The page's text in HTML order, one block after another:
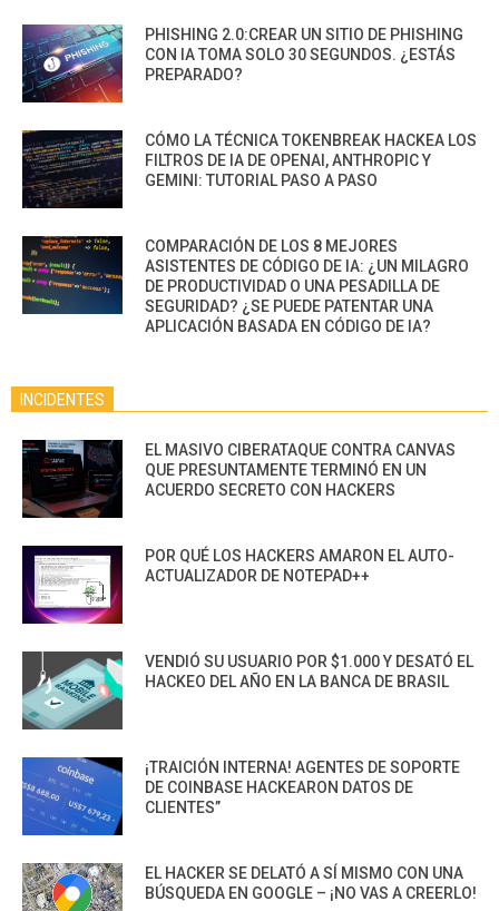
PHISHING 2.0:CREAR UN SITIO DE PHISHING
CON IA TOMA SOLO 30 SEGUNDOS. ¿ESTÁS
PREPARADO?
CÓMO LA TÉCNICA TOKENBREAK HACKEA LOS
FILTROS DE IA DE OPENAI, ANTHROPIC Y
GEMINI: TUTORIAL PASO A PASO
COMPARACIÓN DE LOS 8 MEJORES
ASISTENTES DE CÓDIGO DE IA: ¿UN MILAGRO
DE PRODUCTIVIDAD O UNA PESADILLA DE
SEGURIDAD? ¿SE PUEDE PATENTAR UNA
APLICACIÓN BASADA EN CÓDIGO DE IA?
INCIDENTES
EL MASIVO CIBERATAQUE CONTRA CANVAS
QUE PRESUNTAMENTE TERMINÓ EN UN
ACUERDO SECRETO CON HACKERS
POR QUÉ LOS HACKERS AMARON EL AUTO-
ACTUALIZADOR DE NOTEPAD++
VENDIÓ SU USUARIO POR $1.000 Y DESATÓ EL
HACKEO DEL AÑO EN LA BANCA DE BRASIL
¡TRAICIÓN INTERNA! AGENTES DE SOPORTE
DE COINBASE HACKEARON DATOS DE
CLIENTES”
EL HACKER SE DELATÓ A SÍ MISMO CON UNA
BÚSQUEDA EN GOOGLE – ¡NO VAS A CREERLO!